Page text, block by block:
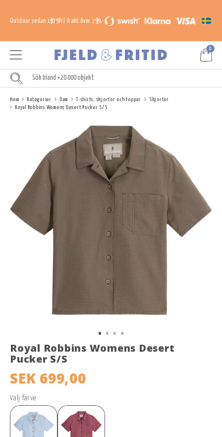
Outdoor sedan 1979Fri frakt över 799,-
0
Hem Kategorier Dam T-shirts, skjortor och toppar
Skjortor
Royal Robbins Womens Desert Pucker S/S
Royal Robbins Womens Desert
Pucker S/S
SEK 699,00
Välj farve